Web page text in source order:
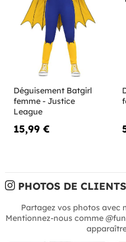
Déguisement Batgirl
femme - Justice
League
15,99 €
PHOTOS DE
Partagez vos photos avec
Mentionnez-nous comme